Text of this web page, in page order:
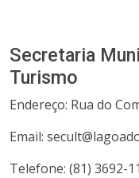
Secretaria
Turismo
Endereço: Rua do
Email:
Telefone: (81) 3692-